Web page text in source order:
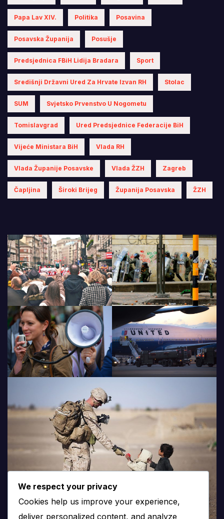
Papa Lav XIV. Politika Posavina
Posavska Županija Posušje
Predsjednica FBiH Lidija Bradara Sport
Središnji Državni Ured Za Hrvate Izvan RH Stolac
SUM Svjetsko Prvenstvo U Nogometu
Tomislavgrad Ured Predsjednice Federacije BiH
Vijeće Ministara BiH Vlada RH
Vlada Županije Posavske Vlada ŽZH Zagreb
Čapljina Široki Brijeg Županija Posavska ŽZH
We respect your privacy
Cookies help us improve your experience,
deliver personalized content, and analyze